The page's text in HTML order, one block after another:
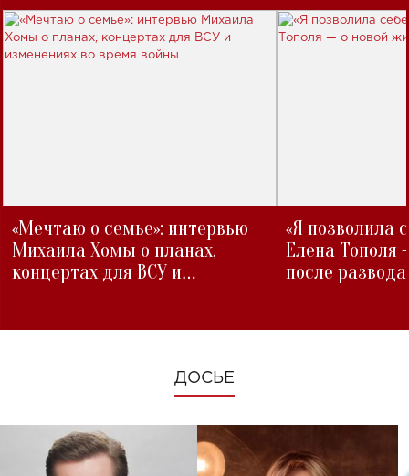
«Мечтаю о семье»: интервью
Михаила Хомы о планах,
концертах для ВСУ и
«Я позволила
Елена Тополя
после развода
ДОСЬЕ